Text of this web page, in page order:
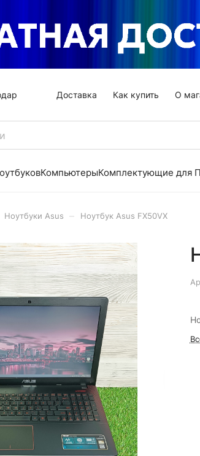
Доставка Как купить О
КомпьютерыКомплектующие для
Ноутбуки Asus Ноутбук Asus FX50VX